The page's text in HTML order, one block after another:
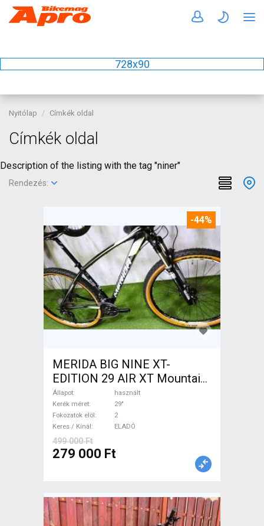
728x90
Nyitólap Címkék oldal
Címkék oldal
Description of the listing with the tag "niner"
Rendezés:
-44%
MERIDA BIG NINE XT-
EDITION 29 AIR XT Mountain
Bike 29" elöl teleszkópos
használt ELADÓ
Állapot
használt
Kerék méret
29"
Fokozatok elöl
2
Keres / Kínál
ELADÓ
499 000 Ft
279 000 Ft